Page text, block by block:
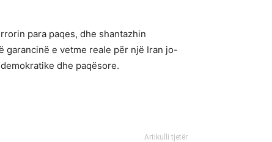
para paqes, dhe shantazhin
e vetme reale për një Iran jo-
dhe paqësore.
Artikulli tjetër